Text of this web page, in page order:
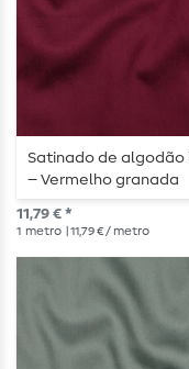
Satinado de algodão
– Vermelho granada
11,79 € *
1 metro | 11,79 € / metro